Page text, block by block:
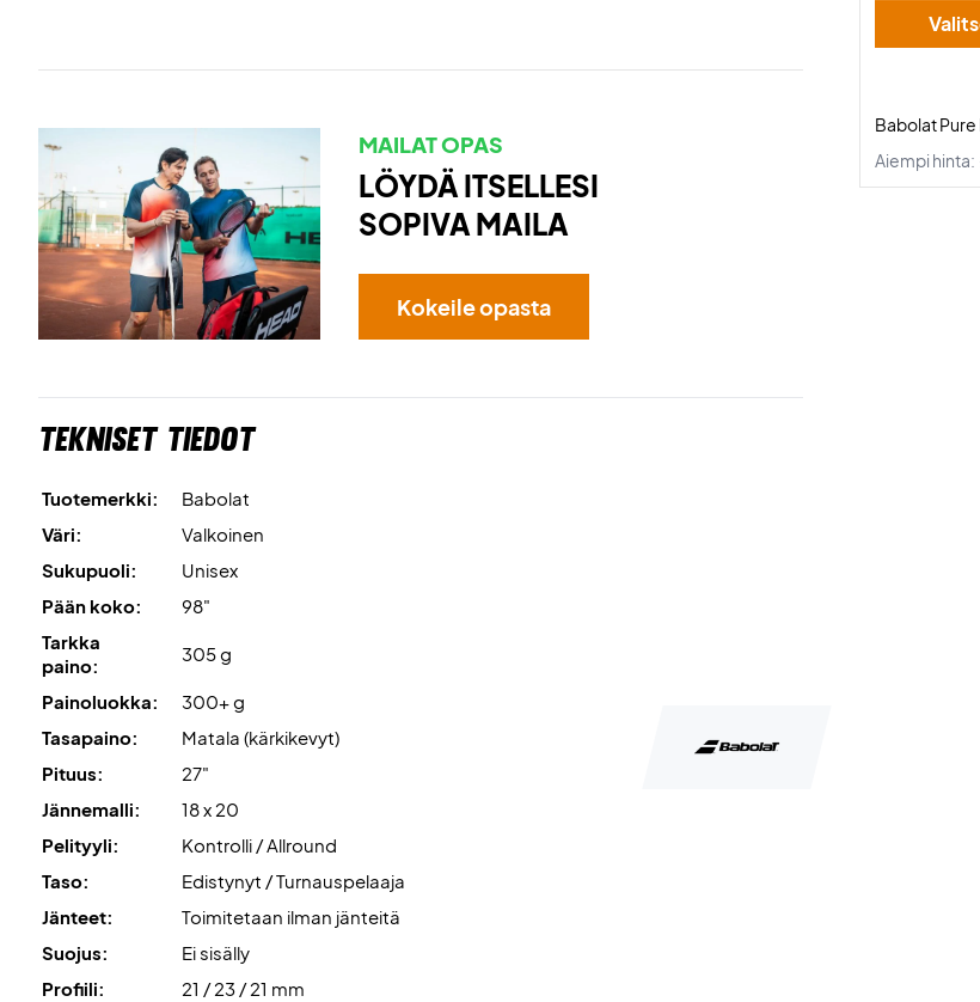
MAILAT OPAS
LÖYDÄ ITSELLESI
SOPIVA MAILA
Kokeile opasta
Tekniset tiedot
Tuotemerkki:
Babolat
Väri:
Valkoinen
Sukupuoli:
Unisex
Pään koko:
98"
Tarkka
paino:
305 g
Painoluokka:
300+ g
Tasapaino:
Matala (kärkikevyt)
Pituus:
27"
Jännemalli:
18 x 20
Pelityyli:
Kontrolli / Allround
Taso:
Edistynyt / Turnauspelaaja
Jänteet:
Toimitetaan ilman jänteitä
Suojus:
Ei sisälly
Profiili:
21 / 23 / 21 mm
Babolat Pure
Aiempi hinta: